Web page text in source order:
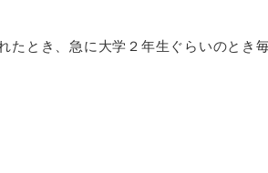
たとき、急に大学２年生ぐらいのとき